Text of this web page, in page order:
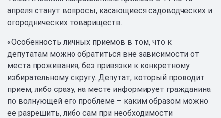
апреля станут вопросы, касающиеся садоводческих и
огороднических товариществ.
«Особенность личных приемов в том, что к
депутатам можно обратиться вне зависимости от
места проживания, без привязки к конкретному
избирательному округу. Депутат, который проводит
прием, либо сразу, на месте информирует гражданина
по волнующей его проблеме – каким образом можно
ее разрешить, либо сам при необходимости